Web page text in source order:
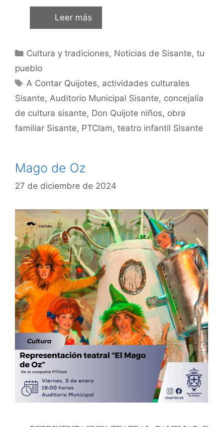
Leer más
Cultura y tradiciones, Noticias de Sisante, tu
pueblo
A Contar Quijotes, actividades culturales
Sisante, Auditorio Municipal Sisante, concejalía
de cultura sisante, Don Quijote niños, obra
familiar Sisante, PTClam, teatro infantil Sisante
Mago de Oz
27 de diciembre de 2024